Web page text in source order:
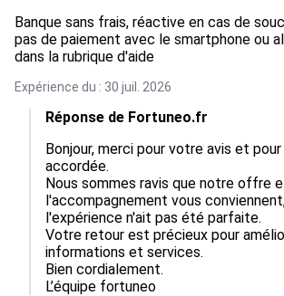
Banque sans frais, réactive en cas de
pas de paiement avec le smartphone ou
dans la rubrique d'aide
Expérience du : 30 juil. 2026
Réponse de Fortuneo.fr
Bonjour, merci pour votre avis et
accordée.
Nous sommes ravis que notre offre
l'accompagnement vous
l'expérience n'ait pas été parfaite.
Votre retour est précieux pour
informations et services.
Bien cordialement.
L’équipe fortuneo